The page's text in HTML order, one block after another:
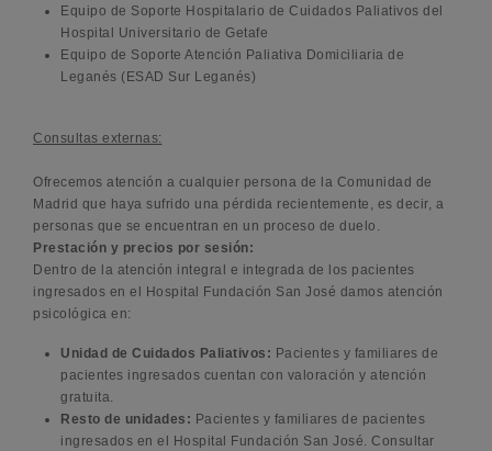
Equipo de Soporte Hospitalario de Cuidados Paliativos del
Hospital Universitario de Getafe
Equipo de Soporte Atención Paliativa Domiciliaria de
Leganés (ESAD Sur Leganés)
Consultas externas:
Ofrecemos atención a cualquier persona de la Comunidad de
Madrid que haya sufrido una pérdida recientemente, es decir, a
personas que se encuentran en un proceso de duelo.
Prestación y precios por sesión:
Dentro de la atención integral e integrada de los pacientes
ingresados en el Hospital Fundación San José damos atención
psicológica en:
Unidad de Cuidados Paliativos: Pacientes y familiares de
pacientes ingresados cuentan con valoración y atención
gratuita.
Resto de unidades: Pacientes y familiares de pacientes
ingresados en el Hospital Fundación San José. Consultar